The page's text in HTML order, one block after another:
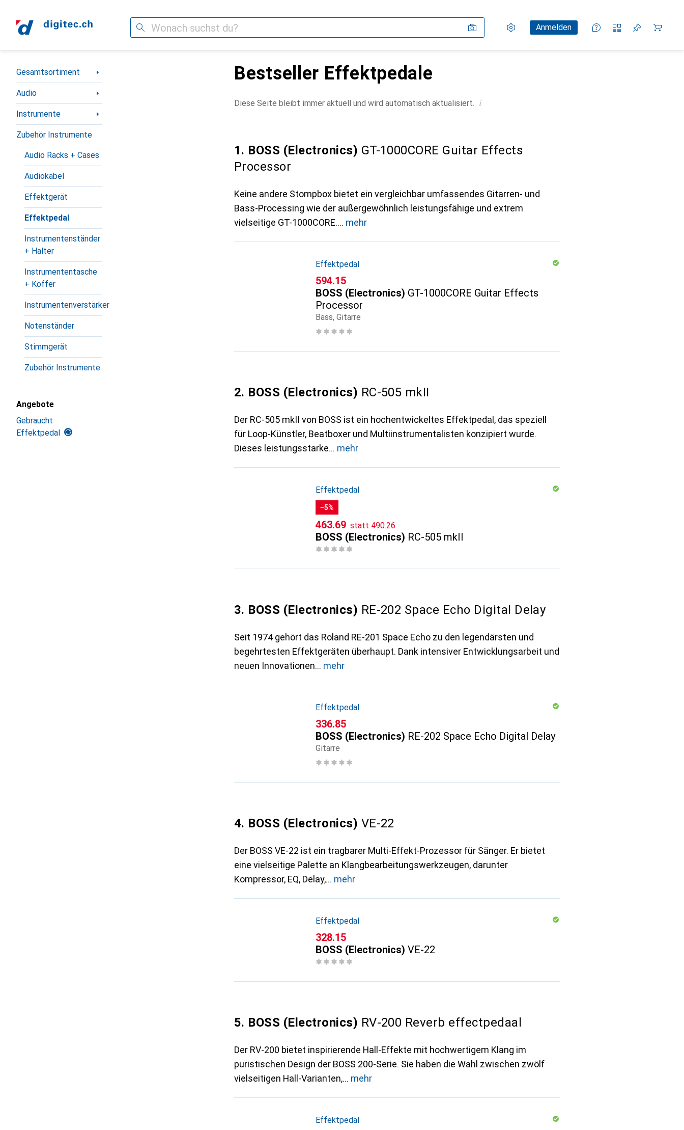
Suche Einstellungen
KundenkontoAnmelden
Vergleichslisten
Merklisten
Warenkorb
Navigation nach Kategorien
Gesamtsortiment
Audio
Instrumente
Zubehör Instrumente
Audio Racks + Cases
Audiokabel
Effektgerät
Effektpedal
Instrumentenständer
+ Halter
Instrumententasche
+ Koffer
Instrumentenverstärker
Notenständer
Stimmgerät
Zubehör Instrumente
Angebote
Gebraucht
Effektpedal
Bestseller Effektpedale
Diese Seite bleibt immer aktuell und wird automatisch aktualisiert. i
1. BOSS (Electronics) GT-1000CORE Guitar Effects
Processor
Keine andere Stompbox bietet ein vergleichbar umfassendes Gitarren- und
Bass-Processing wie der außergewöhnlich leistungsfähige und extrem
vielseitige GT-1000CORE.
mehr
Effektpedal
CHF
594.15
BOSS (Electronics) GT-1000CORE Guitar Effects
Processor
Bass, Gitarre
2. BOSS (Electronics) RC-505 mkII
Der RC-505 mkII von BOSS ist ein hochentwickeltes Effektpedal, das speziell
für Loop-Künstler, Beatboxer und Multiinstrumentalisten konzipiert wurde.
Dieses leistungsstarke
mehr
Effektpedal
−5%
CHF
463.69 statt CHF
490.26
BOSS (Electronics) RC-505 mkII
3. BOSS (Electronics) RE-202 Space Echo Digital Delay
Seit 1974 gehört das Roland RE-201 Space Echo zu den legendärsten und
begehrtesten Effektgeräten überhaupt. Dank intensiver Entwicklungsarbeit und
neuen Innovationen
mehr
Effektpedal
CHF
336.85
BOSS (Electronics) RE-202 Space Echo Digital Delay
Gitarre
4. BOSS (Electronics) VE-22
Der BOSS VE-22 ist ein tragbarer Multi-Effekt-Prozessor für Sänger. Er bietet
eine vielseitige Palette an Klangbearbeitungswerkzeugen, darunter
Kompressor, EQ, Delay,
mehr
Effektpedal
CHF
328.15
BOSS (Electronics) VE-22
5. BOSS (Electronics) RV-200 Reverb effectpedaal
Der RV-200 bietet inspirierende Hall-Effekte mit hochwertigem Klang im
puristischen Design der BOSS 200-Serie. Sie haben die Wahl zwischen zwölf
vielseitigen Hall-Varianten,
mehr
Effektpedal